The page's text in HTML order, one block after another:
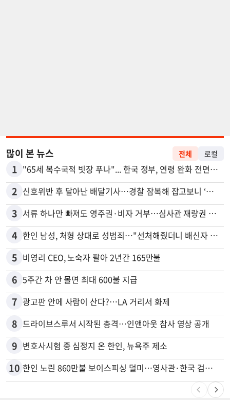
많이 본 뉴스 전체 로컬
1 "65세 복수국적 빗장 푸나"... 한국 정부, 연령 완화 전면 추진
2 신호위반 후 달아난 배달기사…경찰 잠복해 잡고보니 ‘반전’
3 서류 하나만 빠져도 영주권·비자 거부…심사관 재량권 대폭 확대
4 한인 남성, 처형 상대로 성범죄…"선처해줬더니 배신자 취급"
5 비영리 CEO, 노숙자 팔아 2년간 165만불
6 5주간 차 안 몰면 최대 600불 지급
7 광고판 안에 사람이 산다?…LA 거리서 화제
8 드라이브스루서 시작된 총격…인앤아웃 참사 영상 공개
9 변호사시험 중 심정지 온 한인, 뉴욕주 제소
10 한인 노린 860만불 보이스피싱 덜미…영사관·한국 검찰 사칭